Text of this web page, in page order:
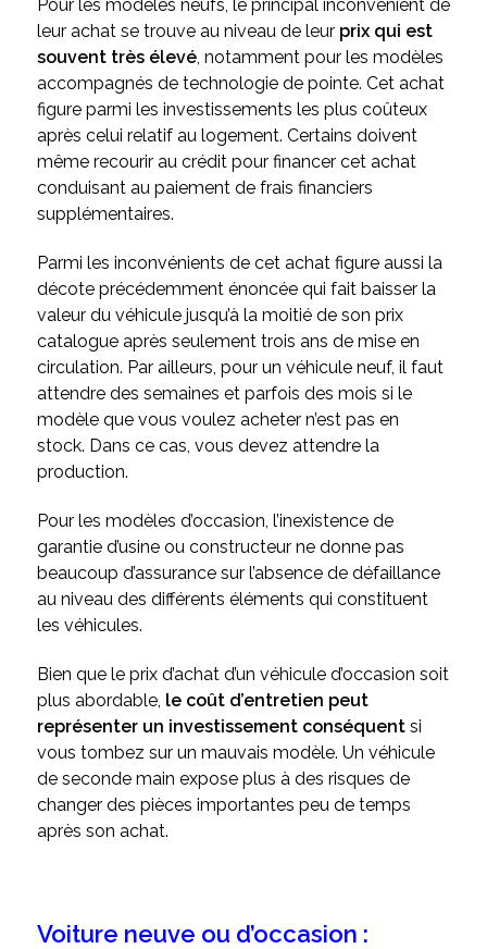
Pour les modèles neufs, le principal inconvénient de
leur achat se trouve au niveau de leur prix qui est
souvent très élevé, notamment pour les modèles
accompagnés de technologie de pointe. Cet achat
figure parmi les investissements les plus coûteux
après celui relatif au logement. Certains doivent
même recourir au crédit pour financer cet achat
conduisant au paiement de frais financiers
supplémentaires.
Parmi les inconvénients de cet achat figure aussi la
décote précédemment énoncée qui fait baisser la
valeur du véhicule jusqu’à la moitié de son prix
catalogue après seulement trois ans de mise en
circulation. Par ailleurs, pour un véhicule neuf, il faut
attendre des semaines et parfois des mois si le
modèle que vous voulez acheter n’est pas en
stock. Dans ce cas, vous devez attendre la
production.
Pour les modèles d’occasion, l’inexistence de
garantie d’usine ou constructeur ne donne pas
beaucoup d’assurance sur l’absence de défaillance
au niveau des différents éléments qui constituent
les véhicules.
Bien que le prix d’achat d’un véhicule d’occasion soit
plus abordable, le coût d’entretien peut
représenter un investissement conséquentsi
vous tombez sur un mauvais modèle. Un véhicule
de seconde main expose plus à des risques de
changer des pièces importantes peu de temps
après son achat.
Voiture neuve ou d’occasion :